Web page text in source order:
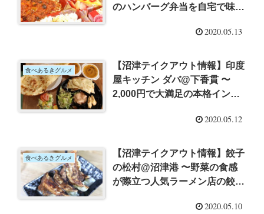
のハンバーグ弁当を自宅で味わ
2020.05.13
食べあるきグルメ
【沼津テイクアウト情報】印度
屋キッチン ダバ@下香貫 〜
2,000円で大満足の本格インド
2020.05.12
食べあるきグルメ
【沼津テイクアウト情報】餃子
の松村@沼津港 〜野菜の食感
が際立つ人気ラーメン店の餃子
2020.05.10